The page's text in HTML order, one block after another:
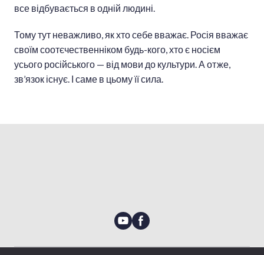
все відбувається в одній людині.
Тому тут неважливо, як хто себе вважає. Росія вважає
своїм соотєчественніком будь-кого, хто є носієм
усього російського — від мови до культури. А отже,
зв’язок існує. І саме в цьому її сила.